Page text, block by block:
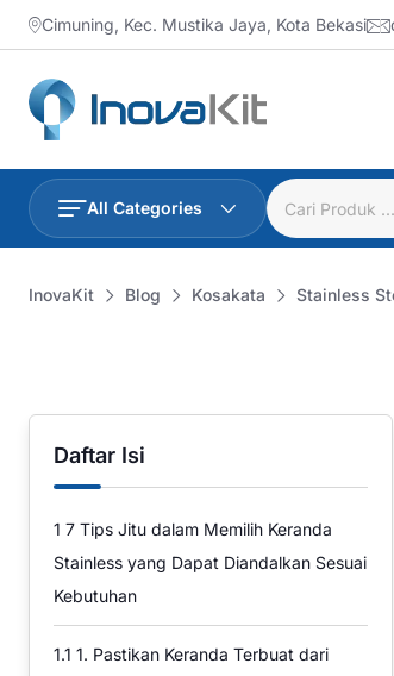
Skip
to
content
Cimuning, Kec. Mustika Jaya, Kota Bekasi
All Categories
InovaKit Blog Kosakata Stainless
Daftar Isi
1 7 Tips Jitu dalam Memilih Keranda
Stainless yang Dapat Diandalkan Sesuai
Kebutuhan
1.1 1. Pastikan Keranda Terbuat dari